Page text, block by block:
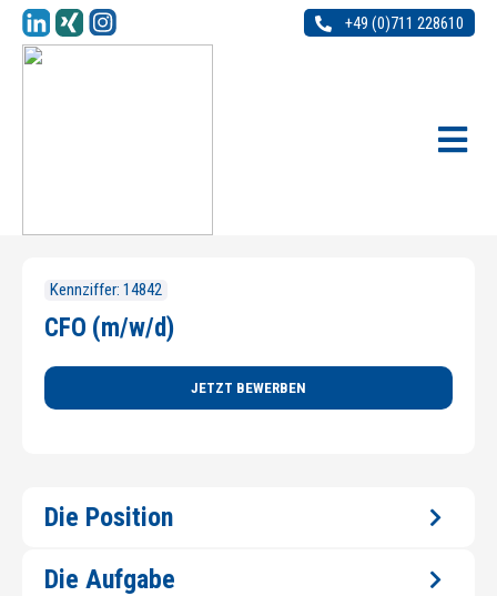
+49 (0)711 228610
Kennziffer: 14842
CFO (m/w/d)
JETZT BEWERBEN
Die Position
Die Aufgabe